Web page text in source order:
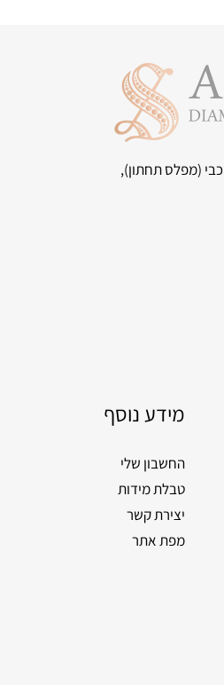
(מפלס תחתון),
מידע נוסף
החשבון שלי
טבלת מידות
יצירת קשר
מפת אתר